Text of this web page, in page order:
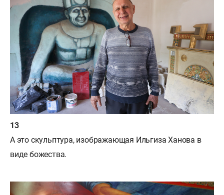
А это скульптура, изображающая Ильгиза Ханова в
виде божества.